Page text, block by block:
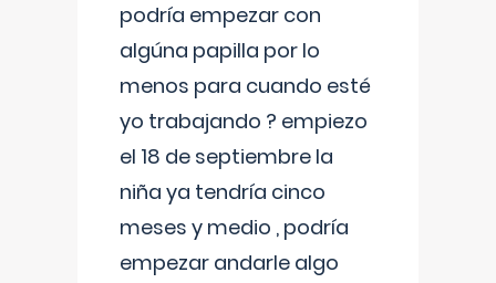
podría empezar con
algúna papilla por lo
menos para cuando esté
yo trabajando ? empiezo
el 18 de septiembre la
niña ya tendría cinco
meses y medio , podría
empezar andarle algo